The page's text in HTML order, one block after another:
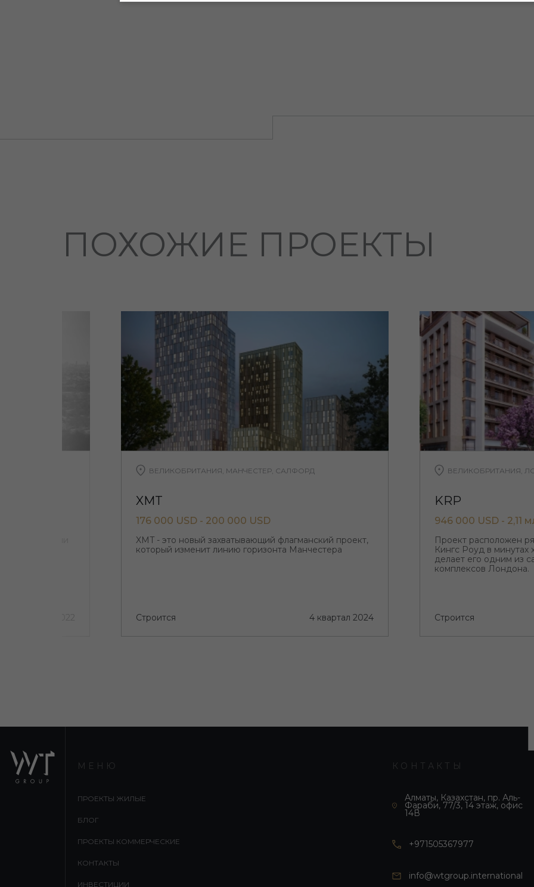
ПОХОЖИЕ ПРОЕКТЫ
ВЕЛИКОБРИТАНИЯ, МАНЧЕСТЕР, САЛФОРД
XMT
176 000 USD - 200 000 USD
XMT - это новый захватывающий флагманский проект,
который изменит линию горизонта Манчестера
Строится 4 квартал 2024
ВЕЛИКОБРИТАНИЯ,
KRP
946 000 USD - 2,11
Проект расположен
Кингс Роуд в минутах
делает его одним из
комплексов Лондона.
Строится
МЕНЮ
ПРОЕКТЫ ЖИЛЫЕ
БЛОГ
ПРОЕКТЫ КОММЕРЧЕСКИЕ
КОНТАКТЫ
ИНВЕСТИЦИИ
КОНТАКТЫ
Алматы, Казахстан, пр. Аль-
Фараби, 77/3, 14 этаж, офис
14В
+971505367977
info@wtgroup.international